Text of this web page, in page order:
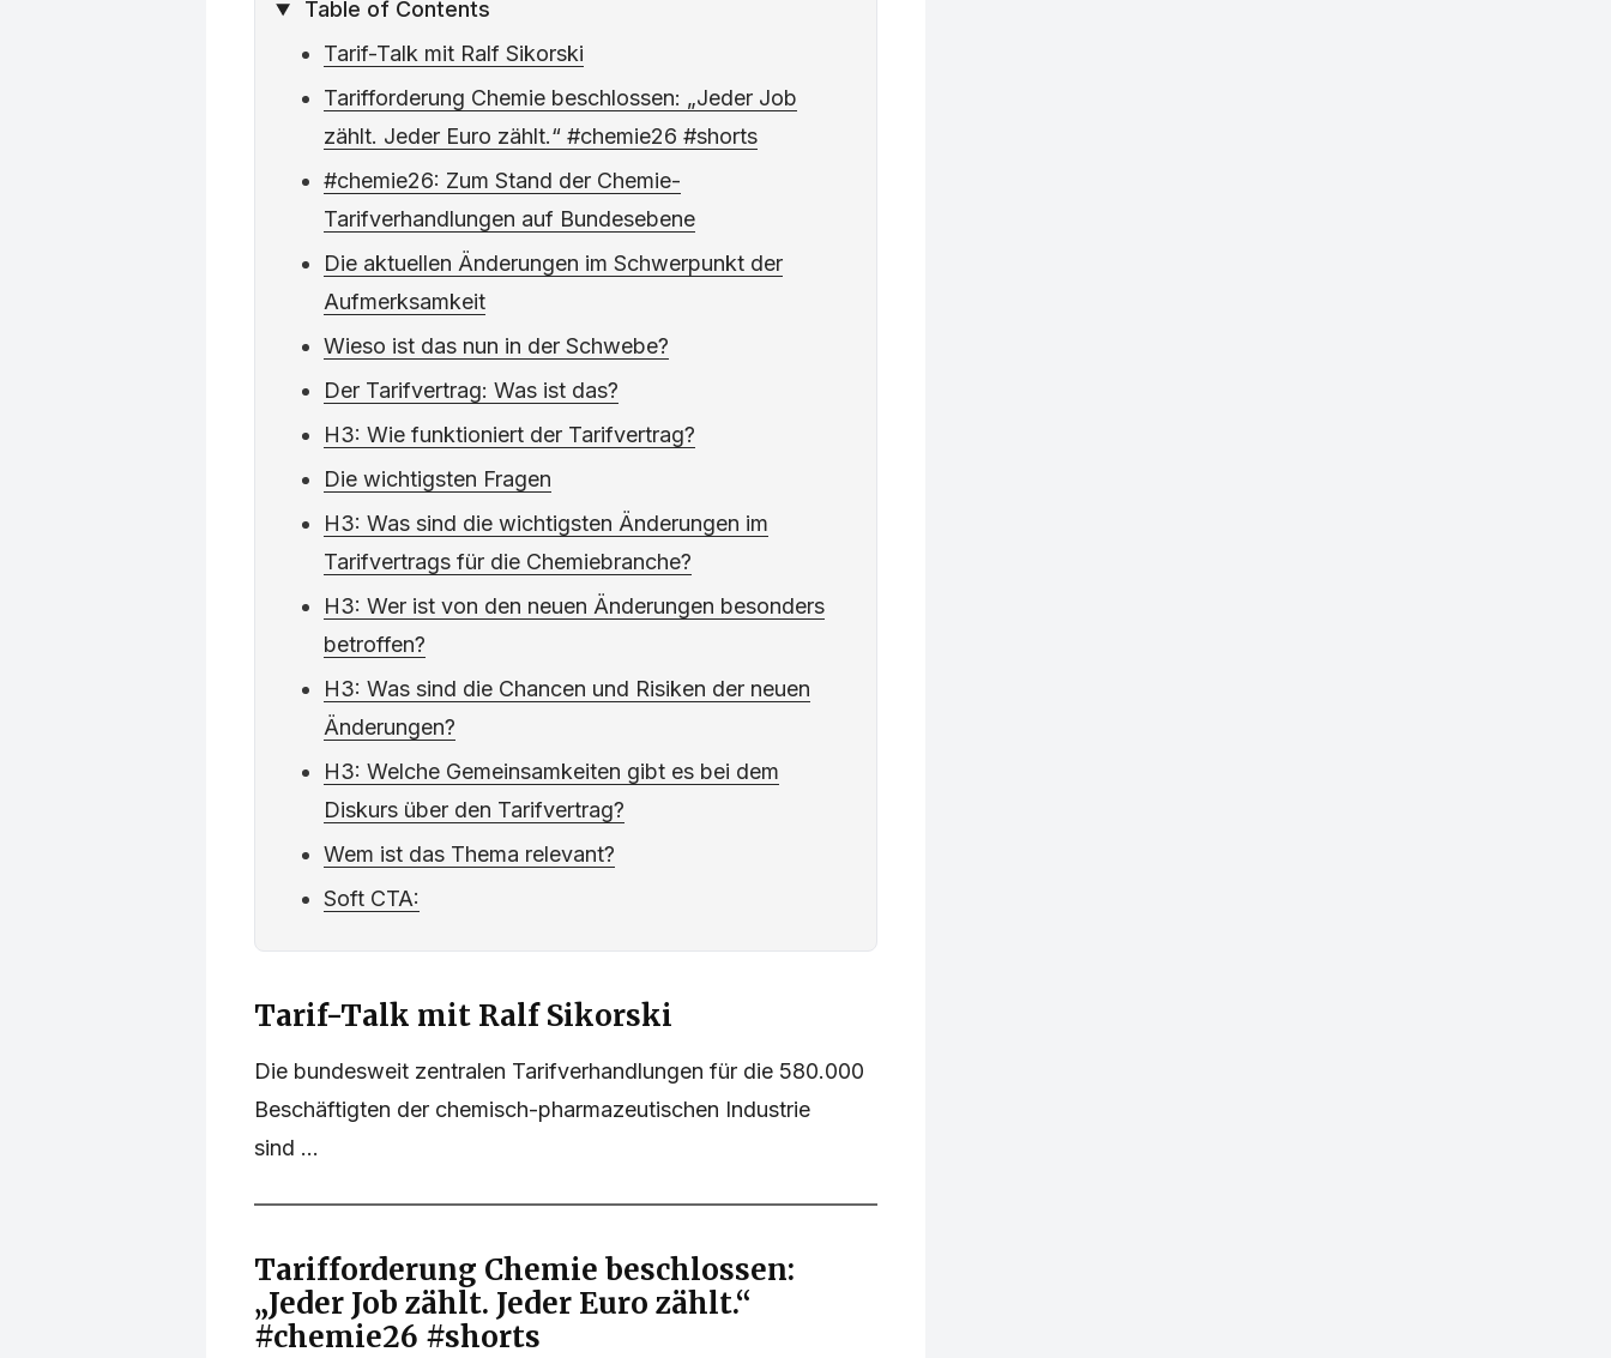
Table of Contents
Tarif-Talk mit Ralf Sikorski
Tarifforderung Chemie beschlossen: „Jeder Job
zählt. Jeder Euro zählt.“ #chemie26 #shorts
#chemie26: Zum Stand der Chemie-
Tarifverhandlungen auf Bundesebene
Die aktuellen Änderungen im Schwerpunkt der
Aufmerksamkeit
Wieso ist das nun in der Schwebe?
Der Tarifvertrag: Was ist das?
H3: Wie funktioniert der Tarifvertrag?
Die wichtigsten Fragen
H3: Was sind die wichtigsten Änderungen im
Tarifvertrags für die Chemiebranche?
H3: Wer ist von den neuen Änderungen besonders
betroffen?
H3: Was sind die Chancen und Risiken der neuen
Änderungen?
H3: Welche Gemeinsamkeiten gibt es bei dem
Diskurs über den Tarifvertrag?
Wem ist das Thema relevant?
Soft CTA:
Tarif-Talk mit Ralf Sikorski
Die bundesweit zentralen Tarifverhandlungen für die 580.000
Beschäftigten der chemisch-pharmazeutischen Industrie
sind ...
Tarifforderung Chemie beschlossen:
„Jeder Job zählt. Jeder Euro zählt.“
#chemie26 #shorts